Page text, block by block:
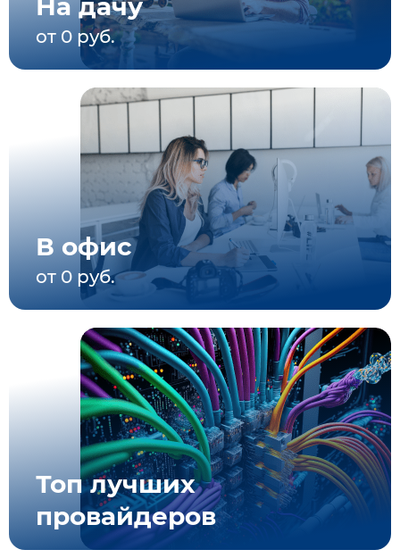
от 0 руб.
В офис
от 0 руб.
Топ лучших
провайдеров